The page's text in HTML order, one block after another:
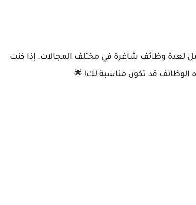
وظائف شاغرة في مختلف المجالات. إذا كنت
الوظائف قد تكون مناسبة لك! 🌟